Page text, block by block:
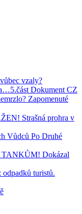
vzaly?
Dokument CZ
Zapomenuté
Strašná prohra v
Vůdců Po Druhé
Dokázal
turistů.